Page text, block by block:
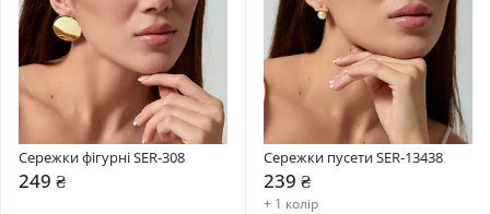
Сережки фігурні SER-308
249 ₴
Сережки пусети SER-13438
239 ₴
+ 1 колір